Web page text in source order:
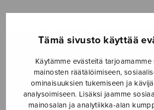
Tämä sivusto käyttää
Käytämme evästeitä tarjoamamme
mainosten räätälöimiseen,
ominaisuuksien tukemiseen ja
analysoimiseen. Lisäksi jaamme
mainosalan ja analytiikka-alan
Secret Melody